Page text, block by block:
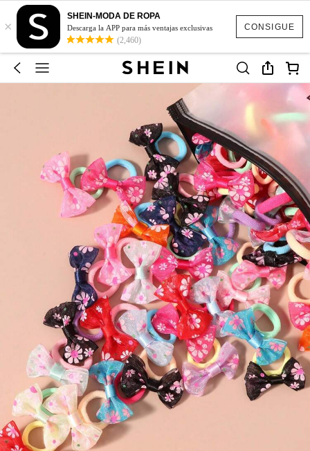
CONSIGUE
×
SHEIN-MODA DE ROPA
Descarga la APP para más ventajas exclusivas
(2,460)